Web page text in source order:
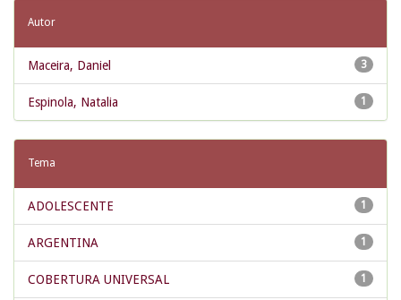
Autor
3
Maceira, Daniel
1
Espinola, Natalia
Tema
1
ADOLESCENTE
1
ARGENTINA
1
COBERTURA UNIVERSAL